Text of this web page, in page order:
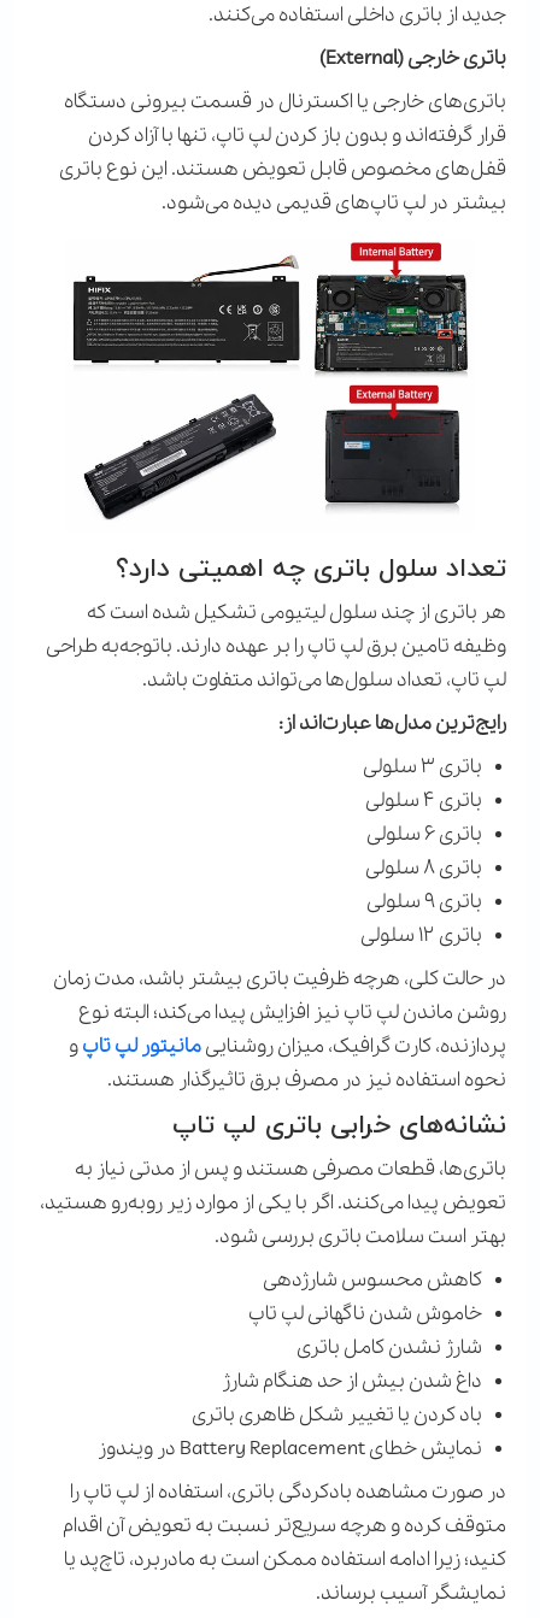
جدید از باتری داخلی استفاده می‌کنند.
باتری خارجی (External
)
باتری‌های خارجی یا اکسترنال در قسمت بیرونی دستگاه
قرار گرفته‌اند و بدون باز کردن لپ تاپ، تنها با آزاد کردن
قفل‌های مخصوص قابل تعویض هستند. این نوع باتری
بیشتر در لپ تاپ‌های قدیمی دیده می‌شود.
تعداد سلول باتری چه اهمیتی دارد؟
هر باتری از چند سلول لیتیومی تشکیل شده است که
وظیفه تامین برق لپ تاپ را بر عهده دارند. باتوجه‌به طراحی
لپ تاپ، تعداد سلول‌ها می‌تواند متفاوت باشد.
رایج‌ترین مدل‌ها عبارت‌اند از:
باتری ۳ سلولی
باتری ۴ سلولی
باتری ۶ سلولی
باتری ۸ سلولی
باتری ۹ سلولی
باتری ۱۲ سلولی
در حالت کلی، هرچه ظرفیت باتری بیشتر باشد، مدت زمان
روشن ماندن لپ تاپ نیز افزایش پیدا می‌کند؛ البته نوع
پردازنده، کارت گرافیک، میزان روشناییمانیتور لپ تاپو
نحوه استفاده نیز در مصرف برق تاثیرگذار هستند.
نشانه‌های خرابی باتری لپ تاپ
باتری‌ها، قطعات مصرفی هستند و پس از مدتی نیاز به
تعویض پیدا می‌کنند. اگر با یکی از موارد زیر روبه‌رو هستید،
بهتر است سلامت باتری بررسی شود.
کاهش محسوس شارژدهی
خاموش شدن ناگهانی لپ تاپ
شارژ نشدن کامل باتری
داغ شدن بیش از حد هنگام شارژ
باد کردن یا تغییر شکل ظاهری باتری
نمایش خطایBattery Replacement در ویندوز
در صورت مشاهده بادکردگی باتری، استفاده از لپ تاپ را
متوقف کرده و هرچه سریع‌تر نسبت به تعویض آن اقدام
کنید؛ زیرا ادامه استفاده ممکن است به مادربرد، تاچ‌پد یا
نمایشگر آسیب برساند.